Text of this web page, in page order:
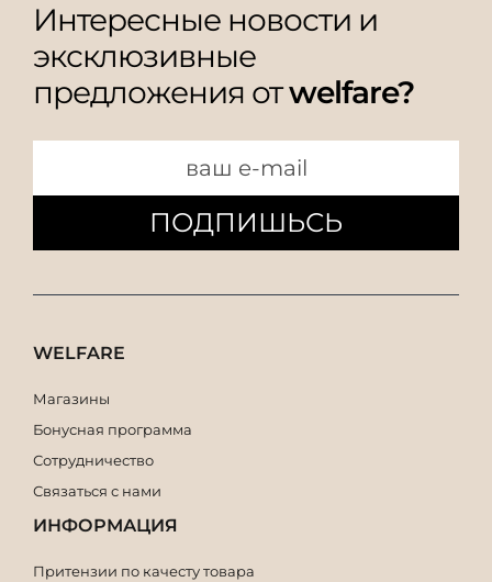
Интересные новости и
эксклюзивные
предложения отwelfare?
ПОДПИШЬСЬ
WELFARE
Магазины
Бонусная программа
Сотрудничество
Связаться с нами
ИНФОРМАЦИЯ
Притензии по качесту товара